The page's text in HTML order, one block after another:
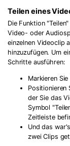
Teilen eines
Die Funktion
Video- oder
einzelnen Videoclip
hinzuzufügen. Um
Schritte ausführen:
Markieren
Positionieren
der Sie das
Symbol
Zeitleiste
Und das
zwei Clips